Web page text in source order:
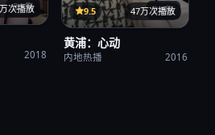
31集
次播放
2018
24集
9.5 47万次播放
黄浦：心动
内地热播 2016